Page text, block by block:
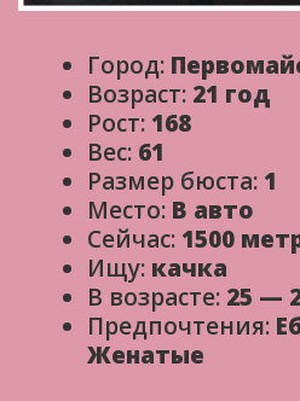
Город:
Возраст: 21 год
Рост: 168
Вес: 61
Размер бюста: 1
Место: В авто
Сейчас: 1500
Ищу: качка
В возрасте: 25 —
Предпочтения:
Женатые